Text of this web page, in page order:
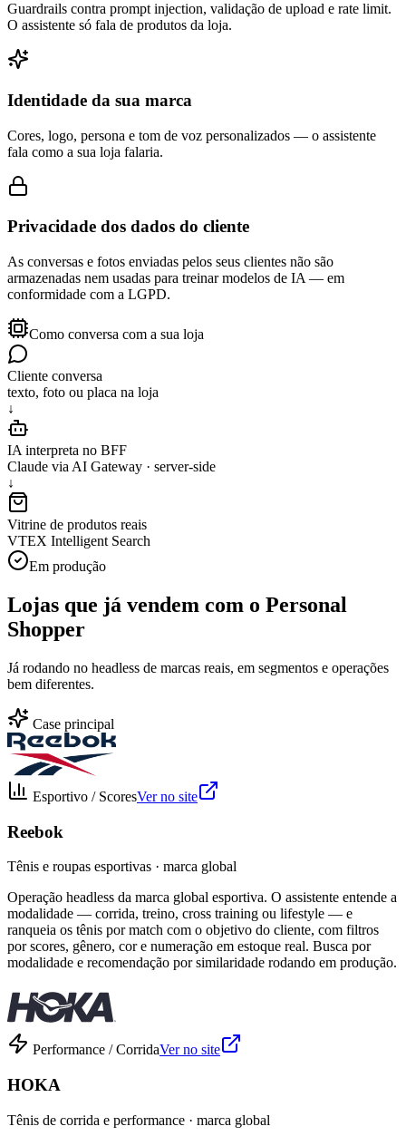
Guardrails contra prompt injection, validação de upload e rate limit.
O assistente só fala de produtos da loja.
Identidade da sua marca
Cores, logo, persona e tom de voz personalizados — o assistente
fala como a sua loja falaria.
Privacidade dos dados do cliente
As conversas e fotos enviadas pelos seus clientes não são
armazenadas nem usadas para treinar modelos de IA — em
conformidade com a LGPD.
Como conversa com a sua loja
Cliente conversa
texto, foto ou placa na loja
↓
IA interpreta no BFF
Claude via AI Gateway · server-side
↓
Vitrine de produtos reais
VTEX Intelligent Search
Em produção
Lojas que já vendem com o Personal
Shopper
Já rodando no headless de marcas reais, em segmentos e operações
bem diferentes.
Case principal
Esportivo / ScoresVer no site
Reebok
Tênis e roupas esportivas · marca global
Operação headless da marca global esportiva. O assistente entende a
modalidade — corrida, treino, cross training ou lifestyle — e
ranqueia os tênis por match com o objetivo do cliente, com filtros
por scores, gênero, cor e numeração em estoque real. Busca por
modalidade e recomendação por similaridade rodando em produção.
Performance / CorridaVer no site
HOKA
Tênis de corrida e performance · marca global